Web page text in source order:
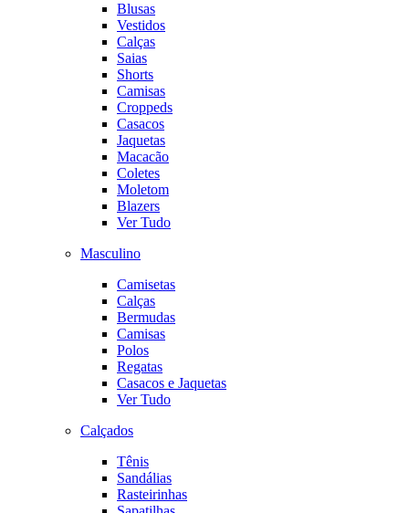
Blusas
Vestidos
Calças
Saias
Shorts
Camisas
Croppeds
Casacos
Jaquetas
Macacão
Coletes
Moletom
Blazers
Ver Tudo
Masculino
Camisetas
Calças
Bermudas
Camisas
Polos
Regatas
Casacos e Jaquetas
Ver Tudo
Calçados
Tênis
Sandálias
Rasteirinhas